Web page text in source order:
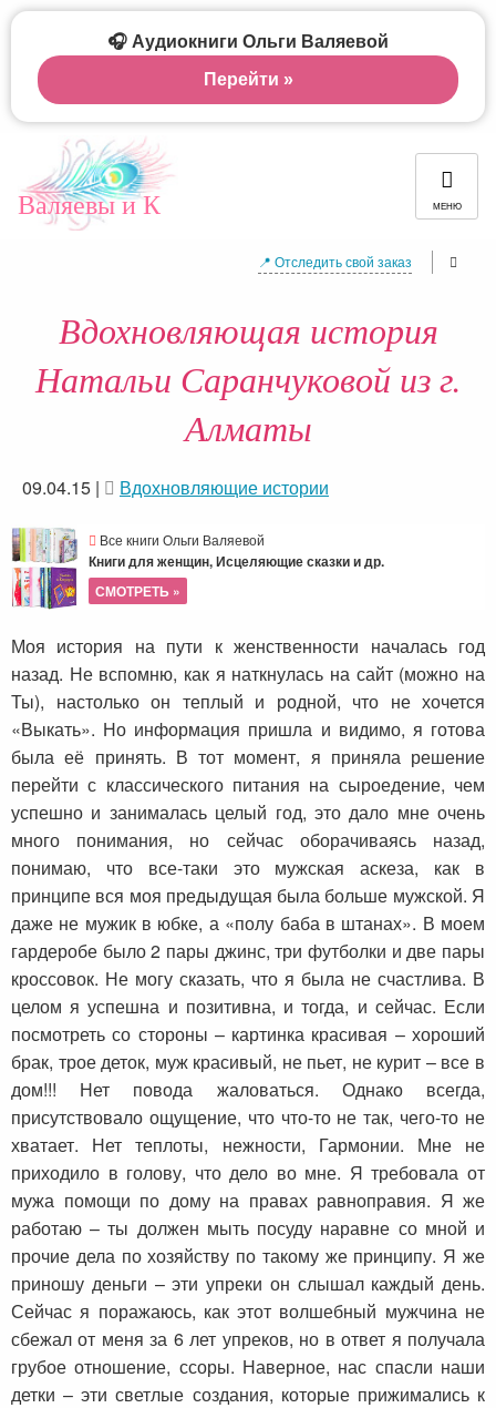
Валяевы и К МЕНЮ
📍 Отследить свой заказ
Вдохновляющая история
Натальи Саранчуковой из г.
Алматы
09.04.15 | Вдохновляющие истории
Все книги Ольги Валяевой
Книги для женщин, Исцеляющие сказки и др.
СМОТРЕТЬ »
Моя история на пути к женственности началась год
назад. Не вспомню, как я наткнулась на сайт (можно на
Ты), настолько он теплый и родной, что не хочется
«Выкать». Но информация пришла и видимо, я готова
была её принять. В тот момент, я приняла решение
перейти с классического питания на сыроедение, чем
успешно и занималась целый год, это дало мне очень
много понимания, но сейчас оборачиваясь назад,
понимаю, что все-таки это мужская аскеза, как в
принципе вся моя предыдущая была больше мужской. Я
даже не мужик в юбке, а «полу баба в штанах». В моем
гардеробе было 2 пары джинс, три футболки и две пары
кроссовок. Не могу сказать, что я была не счастлива. В
целом я успешна и позитивна, и тогда, и сейчас. Если
посмотреть со стороны – картинка красивая – хороший
брак, трое деток, муж красивый, не пьет, не курит – все в
дом!!! Нет повода жаловаться. Однако всегда,
присутствовало ощущение, что что-то не так, чего-то не
хватает. Нет теплоты, нежности, Гармонии. Мне не
приходило в голову, что дело во мне. Я требовала от
мужа помощи по дому на правах равноправия. Я же
работаю – ты должен мыть посуду наравне со мной и
прочие дела по хозяйству по такому же принципу. Я же
приношу деньги – эти упреки он слышал каждый день.
Сейчас я поражаюсь, как этот волшебный мужчина не
сбежал от меня за 6 лет упреков, но в ответ я получала
грубое отношение, ссоры. Наверное, нас спасли наши
детки – эти светлые создания, которые прижимались к
🎧 Аудиокниги Ольги Валяевой
Перейти »